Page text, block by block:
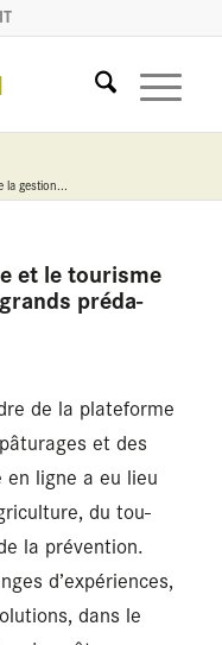
IT
la gestion...
et le tou­risme
pré­da­
de la pla­te­forme
et des
en ligne a eu lieu
du tou­
la pré­ven­tion.
d’ex­pé­riences,
dans le